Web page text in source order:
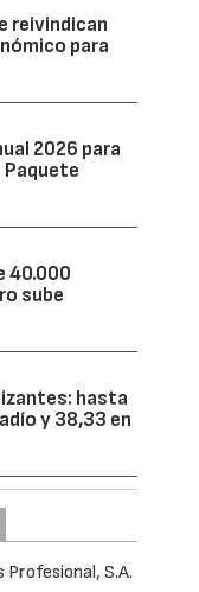
reivindican
para
2026 para
Paquete
40.000
sube
hasta
y 38,33 en